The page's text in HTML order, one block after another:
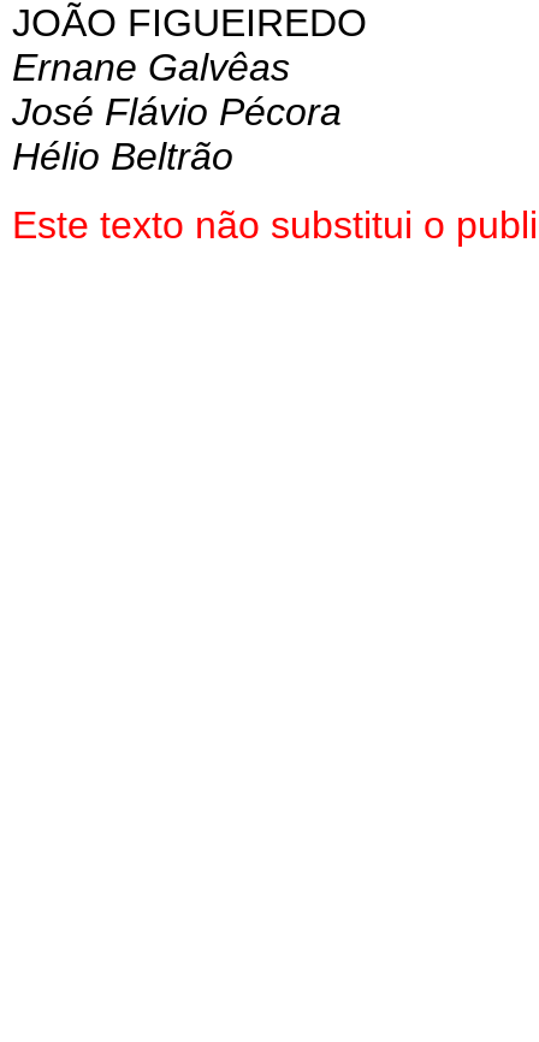
JOÃO FIGUEIREDO
Ernane Galvêas
José Flávio Pécora
Hélio Beltrão
Este texto não substitui o